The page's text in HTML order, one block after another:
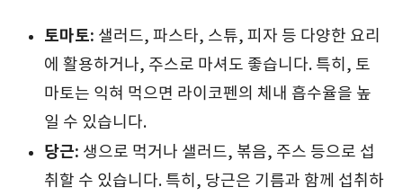
토마토: 샐러드, 파스타, 스튜, 피자 등 다양한 요리
에 활용하거나, 주스로 마셔도 좋습니다. 특히, 토
마토는 익혀 먹으면 라이코펜의 체내 흡수율을 높
일 수 있습니다.
당근: 생으로 먹거나 샐러드, 볶음, 주스 등으로 섭
취할 수 있습니다. 특히, 당근은 기름과 함께 섭취하